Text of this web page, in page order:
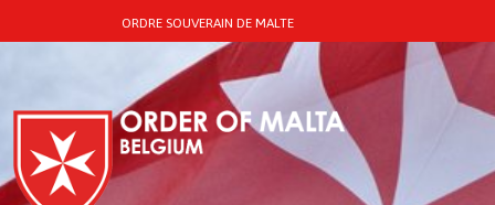
ORDRE SOUVERAIN DE MALTE